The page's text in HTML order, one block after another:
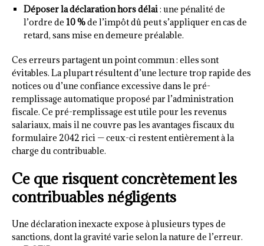
Déposer la déclaration hors délai: une pénalité de
l’ordre de 10 %de l’impôt dû peut s’appliquer en cas de
retard, sans mise en demeure préalable.
Ces erreurs partagent un point commun : elles sont
évitables. La plupart résultent d’une lecture trop rapide des
notices ou d’une confiance excessive dans le pré-
remplissage automatique proposé par l’administration
fiscale. Ce pré-remplissage est utile pour les revenus
salariaux, mais il ne couvre pas les avantages fiscaux du
formulaire 2042 rici — ceux-ci restent entièrement à la
charge du contribuable.
Ce que risquent concrètement les
contribuables négligents
Une déclaration inexacte expose à plusieurs types de
sanctions, dont la gravité varie selon la nature de l’erreur.